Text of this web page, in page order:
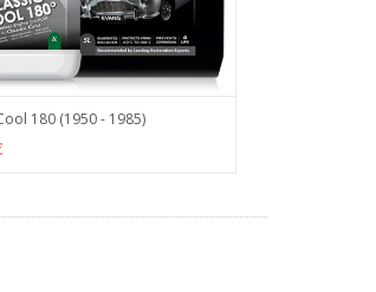
180 (1950 - 1985)